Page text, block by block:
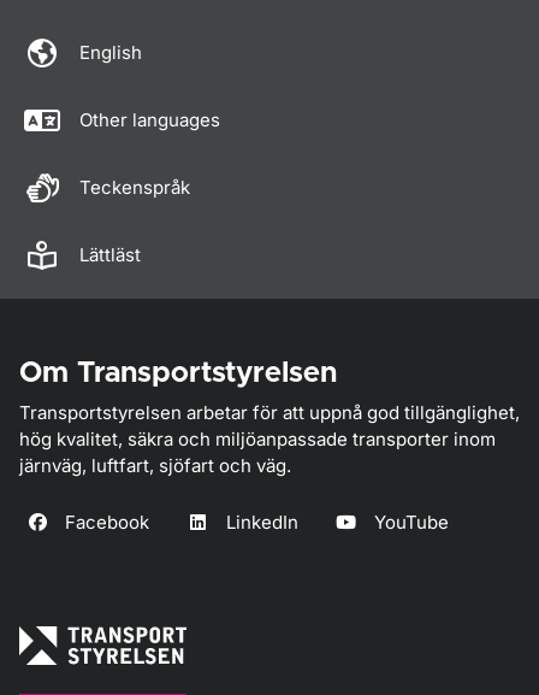
English
Other languages
Teckenspråk
Lättläst
Om Transportstyrelsen
Transportstyrelsen arbetar för att uppnå god tillgänglighet,
hög kvalitet, säkra och miljöanpassade transporter inom
järnväg, luftfart, sjöfart och väg.
Facebook LinkedIn YouTube